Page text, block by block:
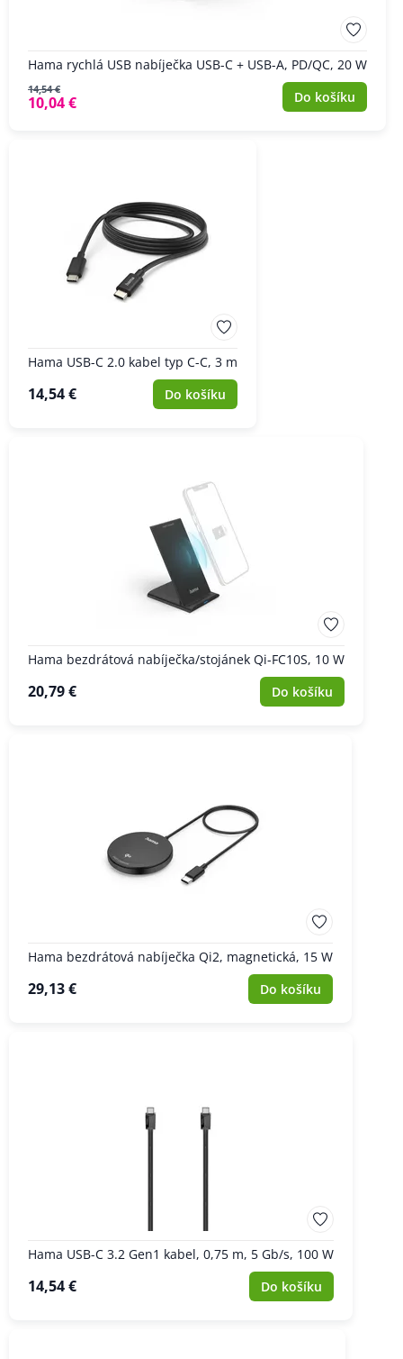
Hama rychlá USB nabíječka USB-C + USB-A, PD/QC, 20 W
14,54 €
10,04 € Do košíku
Hama USB-C 2.0 kabel typ C-C, 3 m
14,54 € Do košíku
Hama bezdrátová nabíječka/stojánek Qi-FC10S, 10 W
20,79 € Do košíku
Hama bezdrátová nabíječka Qi2, magnetická, 15 W
29,13 € Do košíku
Hama USB-C 3.2 Gen1 kabel, 0,75 m, 5 Gb/s, 100 W
14,54 € Do košíku